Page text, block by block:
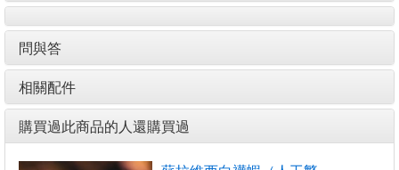
問與答
相關配件
購買過此商品的人還購買過